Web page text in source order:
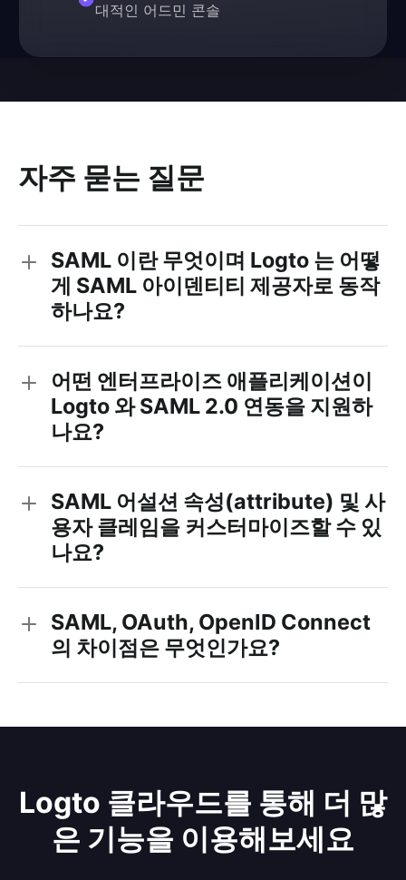
대적인 어드민 콘솔
자주 묻는 질문
SAML 이란 무엇이며 Logto 는 어떻
게 SAML 아이덴티티 제공자로 동작
하나요?
어떤 엔터프라이즈 애플리케이션이
Logto 와 SAML 2.0 연동을 지원하
나요?
SAML 어설션 속성(attribute) 및 사
용자 클레임을 커스터마이즈할 수 있
나요?
SAML, OAuth, OpenID Connect
의 차이점은 무엇인가요?
Logto 클라우드를 통해 더 많
은 기능을 이용해보세요